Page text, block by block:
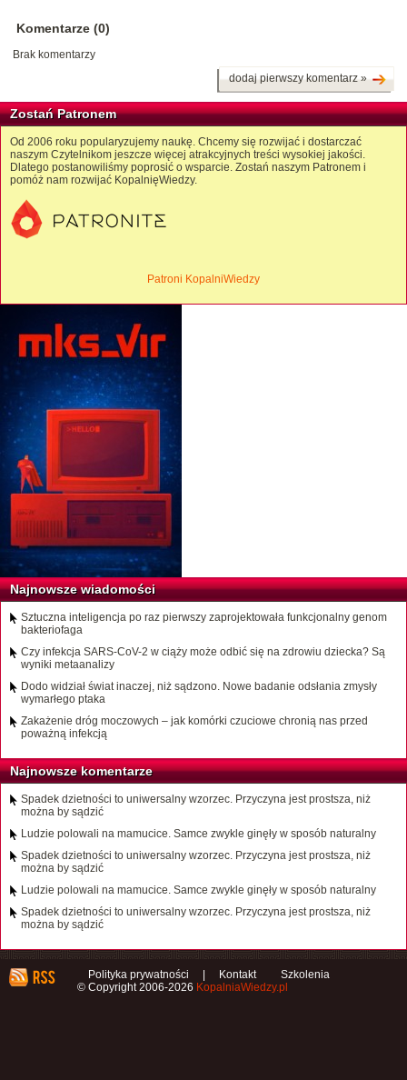
Komentarze (0)
Brak komentarzy
dodaj pierwszy komentarz »
Zostań Patronem
Od 2006 roku popularyzujemy naukę. Chcemy się rozwijać i dostarczać
naszym Czytelnikom jeszcze więcej atrakcyjnych treści wysokiej jakości.
Dlatego postanowiliśmy poprosić o wsparcie. Zostań naszym Patronem i
pomóż nam rozwijać KopalnięWiedzy.
Patroni KopalniWiedzy
Najnowsze wiadomości
Sztuczna inteligencja po raz pierwszy zaprojektowała funkcjonalny genom
bakteriofaga
Czy infekcja SARS-CoV-2 w ciąży może odbić się na zdrowiu dziecka? Są
wyniki metaanalizy
Dodo widział świat inaczej, niż sądzono. Nowe badanie odsłania zmysły
wymarłego ptaka
Zakażenie dróg moczowych – jak komórki czuciowe chronią nas przed
poważną infekcją
Najnowsze komentarze
Spadek dzietności to uniwersalny wzorzec. Przyczyna jest prostsza, niż
można by sądzić
Ludzie polowali na mamucice. Samce zwykle ginęły w sposób naturalny
Spadek dzietności to uniwersalny wzorzec. Przyczyna jest prostsza, niż
można by sądzić
Ludzie polowali na mamucice. Samce zwykle ginęły w sposób naturalny
Spadek dzietności to uniwersalny wzorzec. Przyczyna jest prostsza, niż
można by sądzić
Polityka prywatności Kontakt
Szkolenia
© Copyright 2006-2026 KopalniaWiedzy.pl